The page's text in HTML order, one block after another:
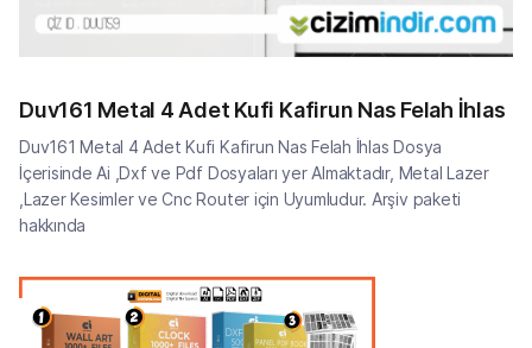
Duv161 Metal 4 Adet Kufi Kafirun Nas Felah İhlas
Duv161 Metal 4 Adet Kufi Kafirun Nas Felah İhlas Dosya
İçerisinde Ai ,Dxf ve Pdf Dosyaları yer Almaktadır, Metal Lazer
,Lazer Kesimler ve Cnc Router için Uyumludur. Arşiv paketi
hakkında